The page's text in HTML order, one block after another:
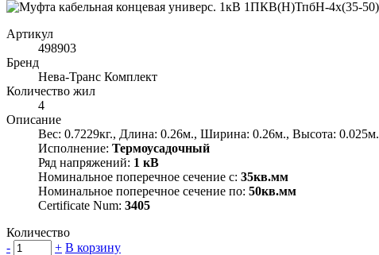
Артикул
498903
Бренд
Нева-Транс Комплект
Количество жил
4
Описание
Вес: 0.7229кг., Длина: 0.26м., Ширина: 0.26м., Высота: 0.025м.
Исполнение: Термоусадочный
Ряд напряжений: 1 кВ
Номинальное поперечное сечение с: 35кв.мм
Номинальное поперечное сечение по: 50кв.мм
Certificate Num: 3405
Количество
-
+ В корзину